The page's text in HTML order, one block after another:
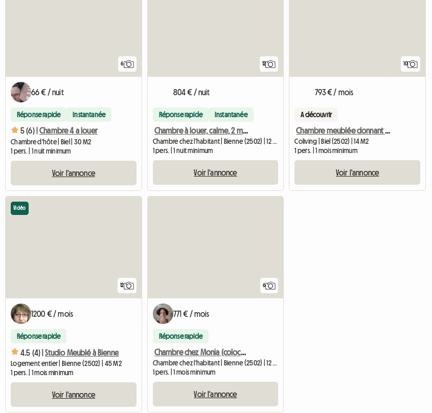
6
66 € / nuit
Réponse rapide Instantanée
5 (6) | Chambre 4 a louer
Chambre d'hôte | Biel | 30 M2
1 pers. | 1 nuit minimum
Voir l'annonce
12
804 € / nuit
Réponse rapide Instantanée
Chambre à louer, calme, 2 min. de la gare de Bienne
Chambre chez l'habitant | Bienne (2502) | 12 M2
1 pers. | 1 nuit minimum
Voir l'annonce
10
793 € / mois
A découvrir
Chambre meublée donnant sur cour, calme et centrale
Coliving | Biel (2502) | 14 M2
1 pers. | 1 mois minimum
Voir l'annonce
12
Vidéo
1200 € / mois
Réponse rapide
4.5 (4) | Studio Meublé à Bienne
Logement entier | Bienne (2502) | 45 M2
1 pers. | 1 mois minimum
Voir l'annonce
6
771 € / mois
Réponse rapide
Chambre chez Monia (colocation)
Chambre chez l'habitant | Bienne (2502) | 12 M2
1 pers. | 1 mois minimum
Voir l'annonce